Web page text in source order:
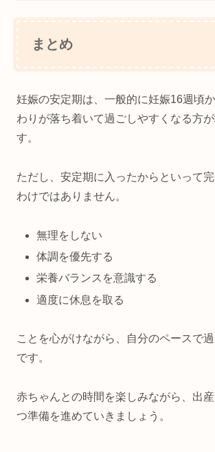
まとめ
妊娠の安定期は、一般的に妊娠16週頃
わりが落ち着いて過ごしやすくなる方
す。
ただし、安定期に入ったからといって
わけではありません。
無理をしない
体調を優先する
栄養バランスを意識する
適度に休息を取る
ことを心がけながら、自分のペースで
です。
赤ちゃんとの時間を楽しみながら、出
つ準備を進めていきましょう。